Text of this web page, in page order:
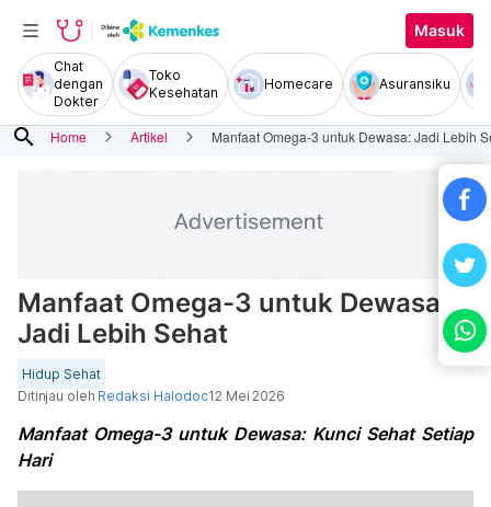
Masuk
Chat
dengan
Dokter
Toko
Kesehatan
Homecare Asuransiku
search Home Artikel Manfaat Omega-3 untuk Dewasa: Jadi Lebih
Manfaat Omega-3 untuk Dewasa:
Jadi Lebih Sehat
Hidup Sehat
Ditinjau oleh Redaksi Halodoc12 Mei 2026
Manfaat Omega-3 untuk Dewasa: Kunci Sehat Setiap
Hari